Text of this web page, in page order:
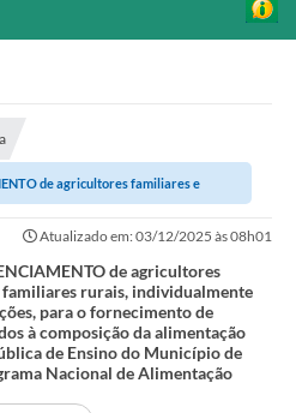
Serro/MG
PPA - LOA -
de agricultores familiares e
Atualizado em: 03/12/2025 às 08h01
de agricultores
rurais, individualmente
para o fornecimento de
à composição da alimentação
de Ensino do Município de
Nacional de Alimentação